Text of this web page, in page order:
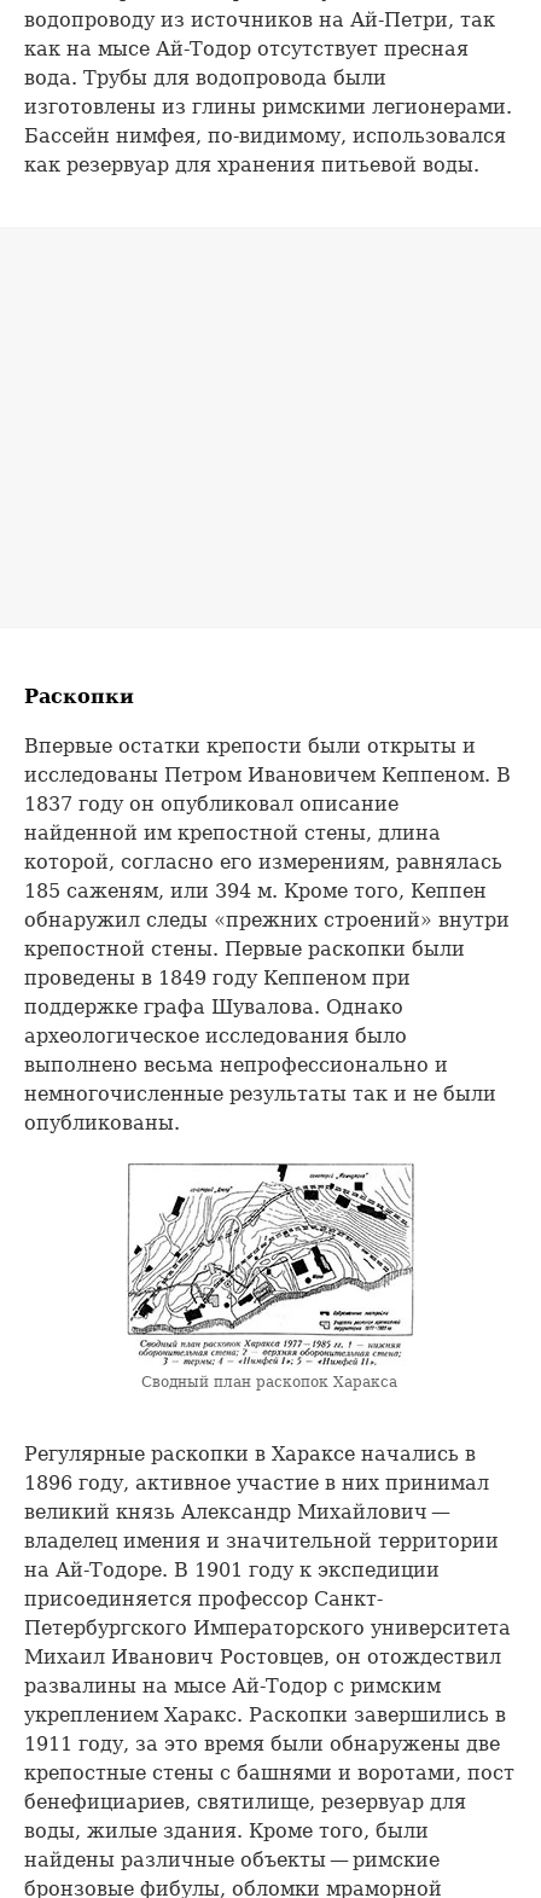
водопроводу из источников на Ай-Петри, так
как на мысе Ай-Тодор отсутствует пресная
вода. Трубы для водопровода были
изготовлены из глины римскими легионерами.
Бассейн нимфея, по-видимому, использовался
как резервуар для хранения питьевой воды.
Раскопки
Впервые остатки крепости были открыты и
исследованы Петром Ивановичем Кеппеном. В
1837 году он опубликовал описание
найденной им крепостной стены, длина
которой, согласно его измерениям, равнялась
185 саженям, или 394 м. Кроме того, Кеппен
обнаружил следы «прежних строений» внутри
крепостной стены. Первые раскопки были
проведены в 1849 году Кеппеном при
поддержке графа Шувалова. Однако
археологическое исследования было
выполнено весьма непрофессионально и
немногочисленные результаты так и не были
опубликованы.
Сводный план раскопок Харакса
Регулярные раскопки в Хараксе начались в
1896 году, активное участие в них принимал
великий князь Александр Михайлович —
владелец имения и значительной территории
на Ай-Тодоре. В 1901 году к экспедиции
присоединяется профессор Санкт-
Петербургского Императорского университета
Михаил Иванович Ростовцев, он отождествил
развалины на мысе Ай-Тодор с римским
укреплением Харакс. Раскопки завершились в
1911 году, за это время были обнаружены две
крепостные стены с башнями и воротами, пост
бенефициариев, святилище, резервуар для
воды, жилые здания. Кроме того, были
найдены различные объекты — римские
бронзовые фибулы, обломки мраморной